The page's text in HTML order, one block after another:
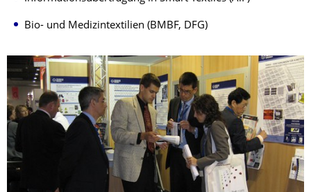
Bio- und Medizintextilien (BMBF, DFG)